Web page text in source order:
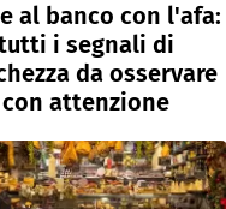
al banco con l'afa:
i segnali di
da osservare
con attenzione